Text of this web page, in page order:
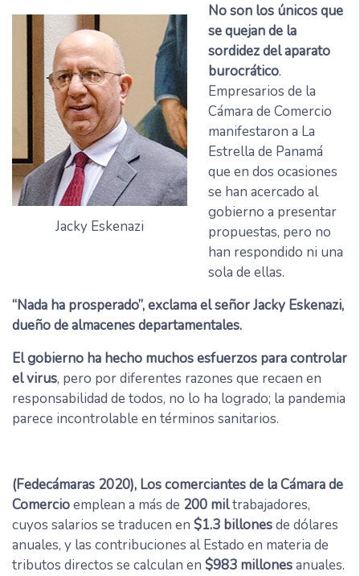
Jacky Eskenazi
No son los únicos que
se quejan de la
sordidez del aparato
burocrático.
Empresarios de la
Cámara de Comercio
manifestaron a La
Estrella de Panamá
que en dos ocasiones
se han acercado al
gobierno a presentar
propuestas, pero no
han respondido ni una
sola de ellas.
“Nada ha prosperado”, exclama el señor Jacky Eskenazi,
dueño de almacenes departamentales.
El gobierno ha hecho muchos esfuerzos para controlar
el virus, pero por diferentes razones que recaen en
responsabilidad de todos, no lo ha logrado; la pandemia
parece incontrolable en términos sanitarios.
(Fedecámaras 2020), Los comerciantes de la Cámara de
Comercioemplean a más de 200 miltrabajadores,
cuyos salarios se traducen en $1.3 billonesde dólares
anuales, y las contribuciones al Estado en materia de
tributos directos se calculan en $983 millonesanuales.